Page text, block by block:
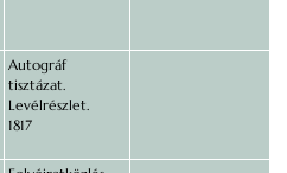
Autográf
tisztázat.
Levélrészlet.
1817